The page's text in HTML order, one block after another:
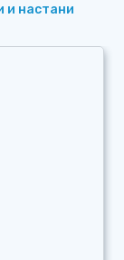
и настани